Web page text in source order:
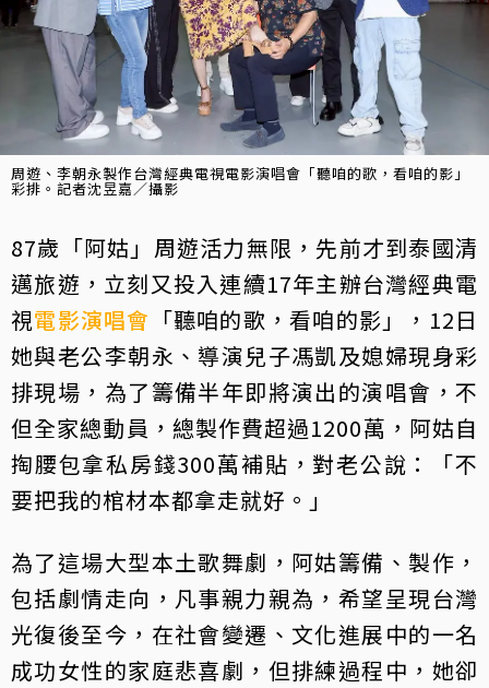
周遊、李朝永製作台灣經典電視電影演唱會「聽咱的歌，看咱的影」
彩排。記者沈昱嘉／攝影
87歲「阿姑」周遊活力無限，先前才到泰國清
邁旅遊，立刻又投入連續17年主辦台灣經典電
視電影演唱會 「聽咱的歌，看咱的影」，12日
她與老公李朝永、導演兒子馮凱及媳婦現身彩
排現場，為了籌備半年即將演出的演唱會，不
但全家總動員，總製作費超過1200萬，阿姑自
掏腰包拿私房錢300萬補貼，對老公說：「不
要把我的棺材本都拿走就好。」
為了這場大型本土歌舞劇，阿姑籌備、製作，
包括劇情走向，凡事親力親為，希望呈現台灣
光復後至今，在社會變遷、文化進展中的一名
成功女性的家庭悲喜劇，但排練過程中，她卻